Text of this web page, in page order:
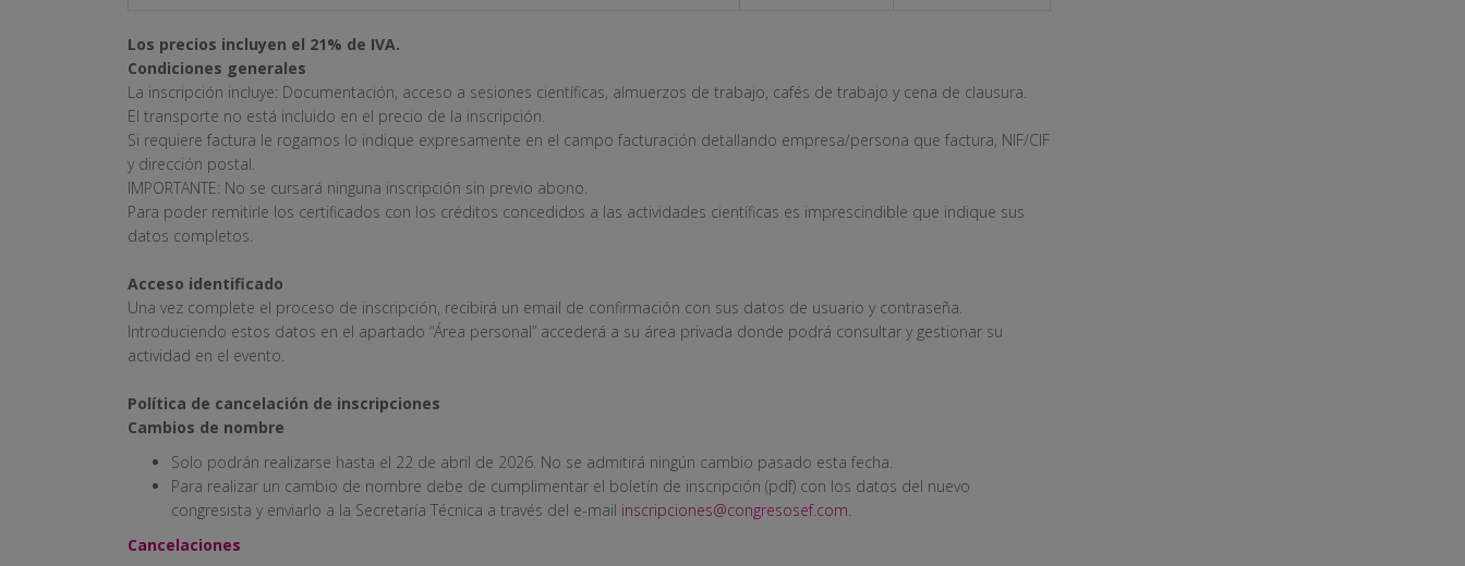
Los precios incluyen el 21% de IVA.
Condiciones generales
La inscripción incluye: Documentación, acceso a sesiones científicas, almuerzos de trabajo, cafés de trabajo y cena de clausura.
El transporte no está incluido en el precio de la inscripción.
Si requiere factura le rogamos lo indique expresamente en el campo facturación detallando empresa/persona que factura, NIF/CIF
y dirección postal.
IMPORTANTE: No se cursará ninguna inscripción sin previo abono.
Para poder remitirle los certificados con los créditos concedidos a las actividades científicas es imprescindible que indique sus
datos completos.
Acceso identificado
Una vez complete el proceso de inscripción, recibirá un email de confirmación con sus datos de usuario y contraseña.
Introduciendo estos datos en el apartado “Área personal” accederá a su área privada donde podrá consultar y gestionar su
actividad en el evento.
Política de cancelación de inscripciones
Cambios de nombre
Solo podrán realizarse hasta el 22 de abril de 2026. No se admitirá ningún cambio pasado esta fecha.
Para realizar un cambio de nombre debe de cumplimentar el boletín de inscripción (pdf) con los datos del nuevo
congresista y enviarlo a la Secretaría Técnica a través del e-mail inscripciones@congresosef.com
Cancelaciones